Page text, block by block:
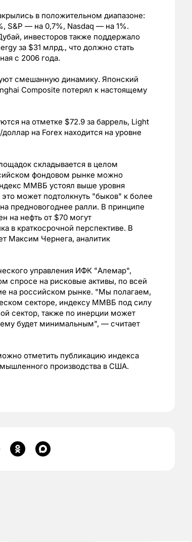
в положительном диапазоне:
S&P — на 0,7%, Nasdaq — на 1%.
инвесторов также поддержало
за $31 млрд., что должно стать
с 2006 года.
смешанную динамику. Японский
Composite потерял к настоящему
на отметке $72.9 за баррель, Light
на Forex находится на уровне
складывается в целом
фондовом рынке можно
ММВБ устоял выше уровня
может подтолкнуть "быков" к более
предновогоднее ралли. В принципе
на нефть от $70 могут
в краткосрочной перспективе. В
Максим Чернега, аналитик
управления ИФК "Алемар",
спросе на рисковые активы, по всей
на российском рынке. "Мы полагаем,
секторе, индексу ММВБ под силу
сектор, также по инерции может
будет минимальным", — считает
отметить публикацию индекса
производства в США.